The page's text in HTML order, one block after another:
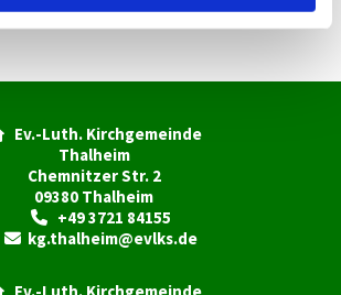
Ev.-Luth. Kirchgemeinde
Thalheim
Chemnitzer Str. 2
09380 Thalheim
+49 3721 84155
 kg.thalheim@evlks.de